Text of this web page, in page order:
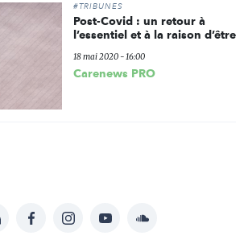
#TRIBUNES
Post-Covid : un retour à
l’essentiel et à la raison d’être
18 mai 2020 - 16:00
Carenews PRO
LinkedInFacebookInstagramYouTubeSoundcloud